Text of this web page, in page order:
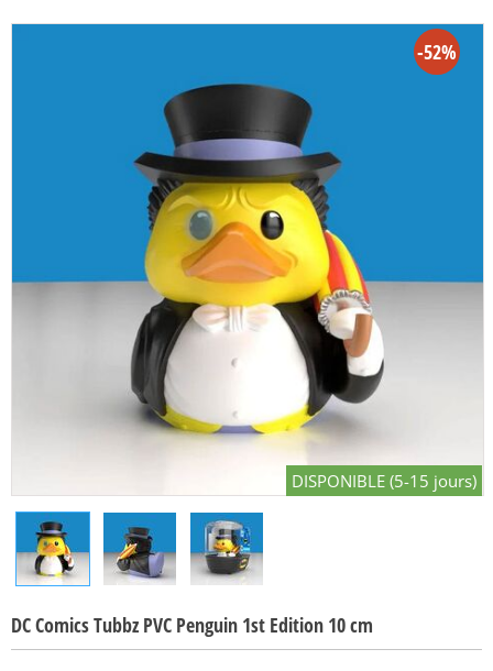
-52%
DISPONIBLE (5-15 jours)
DC Comics Tubbz PVC Penguin 1st Edition 10 cm